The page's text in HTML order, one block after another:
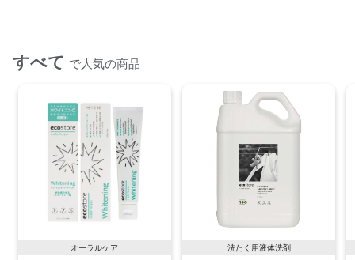
すべて で人気の商品
オーラルケア 洗たく用液体洗剤